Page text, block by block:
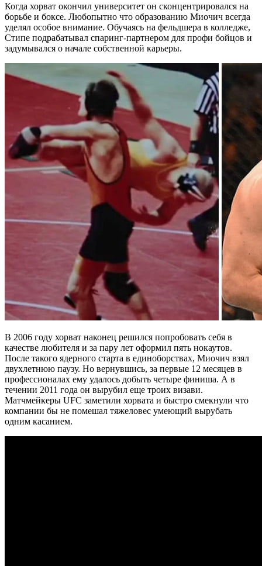
Когда хорват окончил университет он сконцентрировался на
борьбе и боксе. Любопытно что образованию Миочич всегда
уделял особое внимание. Обучаясь на фельдшера в колледже,
Стипе подрабатывал спаринг-партнером для профи бойцов и
задумывался о начале собственной карьеры.
В 2006 году хорват наконец решился попробовать себя в
качестве любителя и за пару лет оформил пять нокаутов.
После такого ядерного старта в единоборствах, Миочич взял
двухлетнюю паузу. Но вернувшись, за первые 12 месяцев в
профессионалах ему удалось добыть четыре финиша. А в
течении 2011 года он вырубил еще троих визави.
Матчмейкеры UFC заметили хорвата и быстро смекнули что
компании бы не помешал тяжеловес умеющий вырубать
одним касанием.